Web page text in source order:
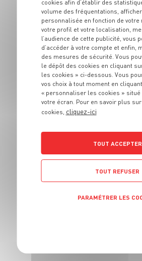
aux saveurs du
soleil
4 pers. 15 min
Ceviche de
albacore
cookies afin d’établir des
volume des fréquentations,
personnalisée en fonction de votre
votre profil et votre localisation,
l’audience de cette publicité, vous
d’accéder à votre compte et enfin,
des mesures de sécurité. Vous
le dépôt des cookies en cliquant
les cookies » ci-dessous. Vous
vos choix à tout moment en
« personnaliser les cookies » situé
votre écran. Pour en savoir plus
cookies, cliquez-ici
TOUT ACCEPTER
TOUT REFUSER
PARAMÉTRER LES